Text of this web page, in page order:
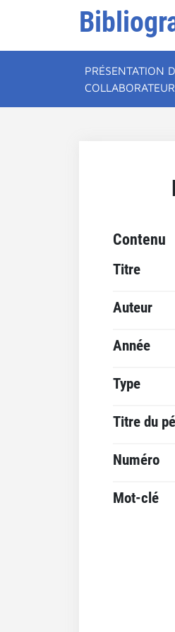
PRÉSENTATION
Contenu
Titre
Auteur
Année
Type
Titre du
Numéro
Mot-clé